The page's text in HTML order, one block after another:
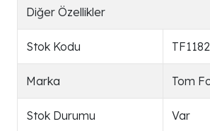
Diğer Özellikler
Stok Kodu
Marka Tom
Stok Durumu Var